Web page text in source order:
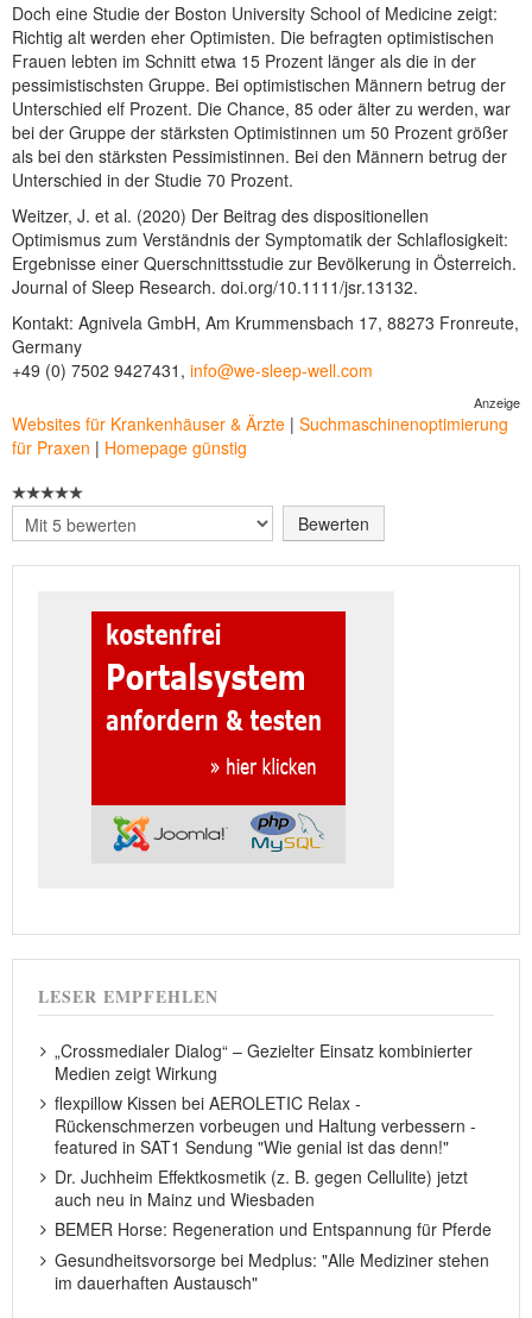
Doch eine Studie der Boston University School of Medicine zeigt:
Richtig alt werden eher Optimisten. Die befragten optimistischen
Frauen lebten im Schnitt etwa 15 Prozent länger als die in der
pessimistischsten Gruppe. Bei optimistischen Männern betrug der
Unterschied elf Prozent. Die Chance, 85 oder älter zu werden, war
bei der Gruppe der stärksten Optimistinnen um 50 Prozent größer
als bei den stärksten Pessimistinnen. Bei den Männern betrug der
Unterschied in der Studie 70 Prozent.
Weitzer, J. et al. (2020) Der Beitrag des dispositionellen
Optimismus zum Verständnis der Symptomatik der Schlaflosigkeit:
Ergebnisse einer Querschnittsstudie zur Bevölkerung in Österreich.
Journal of Sleep Research. doi.org/10.1111/jsr.13132.
Kontakt: Agnivela GmbH, Am Krummensbach 17, 88273 Fronreute,
Germany
+49 (0) 7502 9427431, info@we-sleep-well.com
Anzeige
Websites für Krankenhäuser & Ärzte | Suchmaschinenoptimierung
für Praxen | Homepage günstig
Bitte
bewerten
LESER EMPFEHLEN
„Crossmedialer Dialog“ – Gezielter Einsatz kombinierter
Medien zeigt Wirkung
flexpillow Kissen bei AEROLETIC Relax -
Rückenschmerzen vorbeugen und Haltung verbessern -
featured in SAT1 Sendung "Wie genial ist das denn!"
Dr. Juchheim Effektkosmetik (z. B. gegen Cellulite) jetzt
auch neu in Mainz und Wiesbaden
BEMER Horse: Regeneration und Entspannung für Pferde
Gesundheitsvorsorge bei Medplus: "Alle Mediziner stehen
im dauerhaften Austausch"